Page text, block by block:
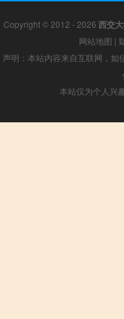
Copyright © 2012 - 2026 西交
网站地图 |
声明：本站内容来自互联网，
本站仅为个人兴